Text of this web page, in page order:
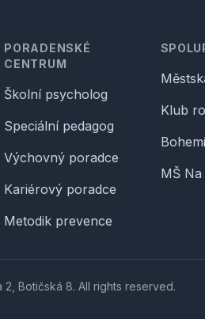
PORADENSKÉ
CENTRUM
Školní psycholog
Speciální pedagog
Výchovný poradce
Kariérový poradce
Metodik prevence
Klub
MŠ
Botičská 8. All rights reserved.